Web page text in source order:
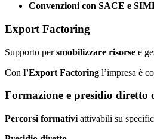
Convenzioni con SACE e
Export Factoring
Supporto per smobilizzare risorse e
Con l’Export Factoring l’impresa è
Formazione e presidio diretto
Percorsi formativi attivabili su